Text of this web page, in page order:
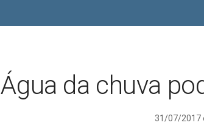
Água da chuva
31/07/2017